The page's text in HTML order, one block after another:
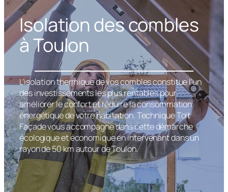
Isolation des combles
à Toulon
L’isolation thermique de vos combles constitue l’un
des investissements les plus rentables pour
améliorer le confort et réduire la consommation
énergétique de votre habitation. Technique Toit
Façade vous accompagne dans cette démarche
écologique et économique en intervenant dans un
rayon de 50 km autour de Toulon.